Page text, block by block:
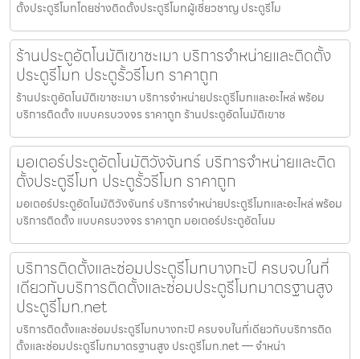
ตั้งประตูรีโมทโดยช่างติดตั้งประตูรีโมทผู้เชี่ยวชาญ ประตูรีโม
ร้านประตูอัตโนมัติเขาชะเมา บริการจำหน่ายและติดตั้ง
ประตูรีโมท ประตูรั้วรีโมท ราคาถูก
ร้านประตูอัตโนมัติเขาชะเมา บริการจำหน่ายประตูรีโมทและอะไหล่ พร้อม
บริการติดตั้ง แบบครบวงจร ราคาถูก ร้านประตูอัตโนมัติเขาช
มอเตอร์ประตูอัตโนมัติวังจันทร์ บริการจำหน่ายและติด
ตั้งประตูรีโมท ประตูรั้วรีโมท ราคาถูก
มอเตอร์ประตูอัตโนมัติวังจันทร์ บริการจำหน่ายประตูรีโมทและอะไหล่ พร้อม
บริการติดตั้ง แบบครบวงจร ราคาถูก มอเตอร์ประตูอัตโนม
บริการติดตั้งและซ่อมประตูรีโมทบางกะปิ ครบจบในที่
เดียวกับบริการติดตั้งและซ่อมประตูรีโมทมาตรฐานสูง
ประตูรีโมท.net
บริการติดตั้งและซ่อมประตูรีโมทบางกะปิ ครบจบในที่เดียวกับบริการติด
ตั้งและซ่อมประตูรีโมทมาตรฐานสูง ประตูรีโมท.net — จำหน่า